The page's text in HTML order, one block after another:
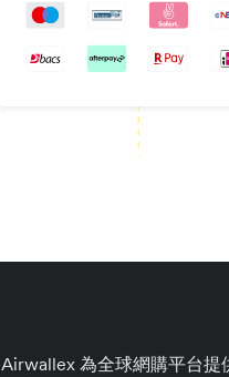
Airwallex 為全球網購平台提